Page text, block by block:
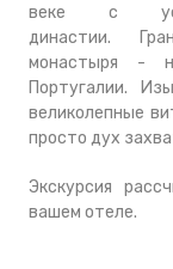
веке с
династии.
монастыря -
Португалии. И
великолепные
просто дух
Экскурсия
вашем отеле.